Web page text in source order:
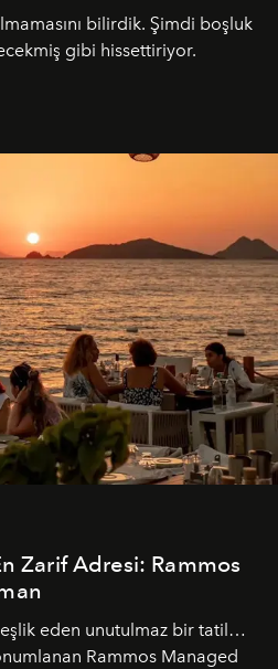
bilirdik. Şimdi boşluk
gibi hissettiriyor.
Zarif Adresi: Rammos
eşlik eden unutulmaz bir tatil…
Rammos Managed